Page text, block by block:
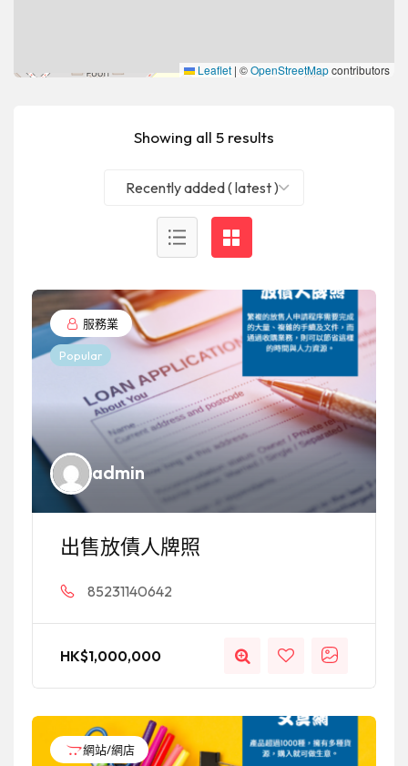
Showing all 5 results
Recently added ( latest )
服務業
Popular
admin
出售放債人牌照
85231140642
HK$1,000,000
網站/網店
Leaflet | ©OpenStreetMapcontributors